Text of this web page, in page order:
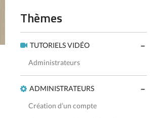
Thèmes
TUTORIELS VIDÉO
Administrateurs
ADMINISTRATEURS
Création d’un compte